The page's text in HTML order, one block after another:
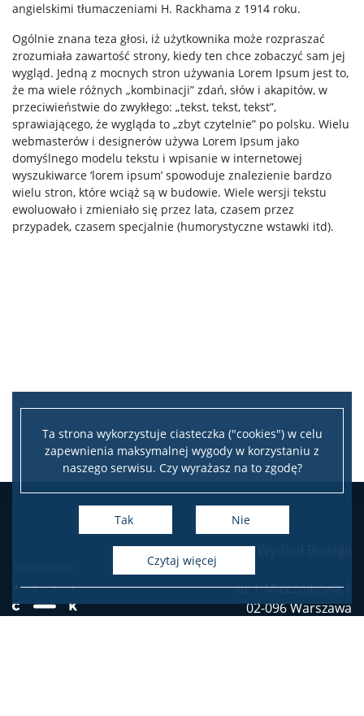
Ta strona wykorzystuje ciasteczka ("cookies") w celu
zapewnienia maksymalnej wygody w korzystaniu z
naszego serwisu. Czy wyrażasz na to zgodę?
Tak Nie
czytaj więcej
Konferencje
Stopnie i tytuły
Rada Naukowa Dyscypliny
Dane badawcze UW
POPULARYZACJA
Wystawy
Spółki spin-off
angielskimi tłumaczeniami H. Rackhama z 1914 roku.
Ogólnie znana teza głosi, iż użytkownika może rozpraszać
zrozumiała zawartość strony, kiedy ten chce zobaczyć sam jej
wygląd. Jedną z mocnych stron używania Lorem Ipsum jest to,
że ma wiele różnych „kombinacji” zdań, słów i akapitów, w
przeciwieństwie do zwykłego: „tekst, tekst, tekst”,
sprawiającego, że wygląda to „zbyt czytelnie” po polsku. Wielu
webmasterów i designerów używa Lorem Ipsum jako
domyślnego modelu tekstu i wpisanie w internetowej
wyszukiwarce ‘lorem ipsum’ spowoduje znalezienie bardzo
wielu stron, które wciąż są w budowie. Wiele wersji tekstu
ewoluowało i zmieniało się przez lata, czasem przez
przypadek, czasem specjalnie (humorystyczne wstawki itd).
ul. I. Miecznikowa 1
02-096 Warszawa